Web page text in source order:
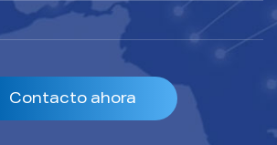
Contacto ahora